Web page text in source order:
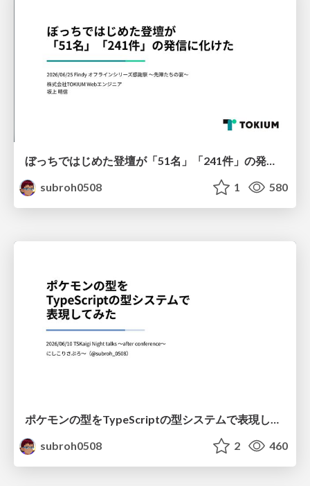
ぼっちではじめた登壇が「51名」「241件」の発信に化けた
subroh0508
1 580
ポケモンの型をTypeScriptの型システムで表現してみた
subroh0508
2 460